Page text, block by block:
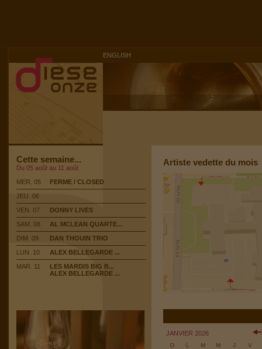
ENGLISH
Cette semaine...
Du 05 août au 11 août
MER. 05
FERME / CLOSED
JEU. 06
VEN. 07
DONNY LIVES
SAM. 08
AL MCLEAN QUARTE...
DIM. 09
DAN THOUIN TRIO
LUN. 10
ALEX BELLEGARDE ...
MAR. 11
LES MARDIS BIG B...
ALEX BELLEGARDE ...
Artiste vedette du mois
JANVIER 2026
D L M M J V